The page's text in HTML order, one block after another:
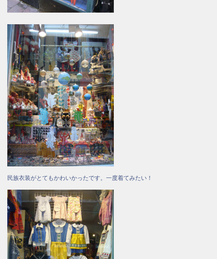
民族衣装がとてもかわいかったです。一度着てみたい！